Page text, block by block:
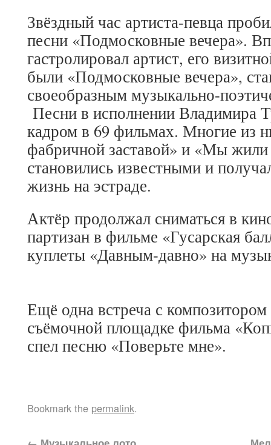
Звёздный час артиста-певца
песни «Подмосковные вечера».
гастролировал артист, его
были «Подмосковные вечера»,
своеобразным музыкально-
Песни в исполнении Владимира
кадром в 69 фильмах. Многие из
фабричной заставой» и «Мы жили
становились известными и
жизнь на эстраде.
Актёр продолжал сниматься в
партизан в фильме «Гусарская
куплеты «Давным-давно» на
Ещё одна встреча с
съёмочной площадке фильма
спел песню «Поверьте мне».
Bookmark the permalink.